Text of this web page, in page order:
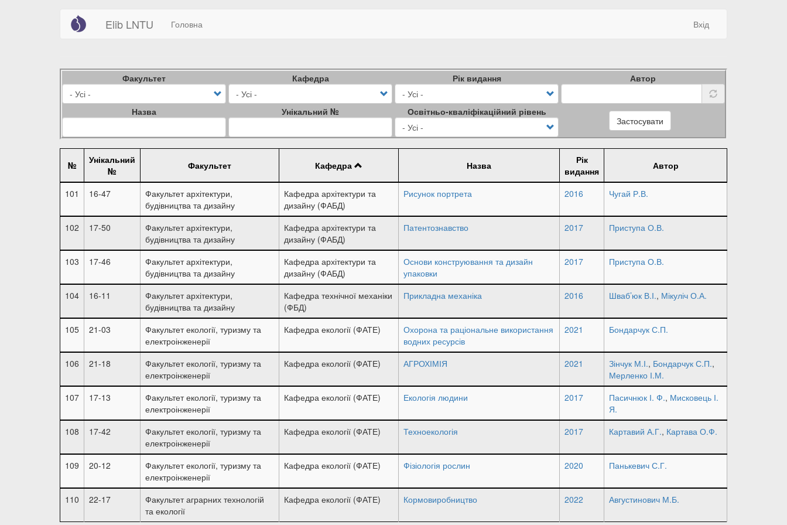
Elib LNTU
Main
navigation
Головна
User
account
Вхід
Факультет Кафедра Рік видання Автор
Назва Унікальний № Освітньо-кваліфікаційний рівень
Застосувати
№
Унікальний
№
Факультет Кафедра Назва
Рік
видання
Автор
101 16-47
Факультет архітектури,
будівництва та дизайну
Кафедра архітектури та
дизайну (ФАБД)
Рисунок портрета 2016 Чугай Р.В.
102 17-50
Факультет архітектури,
будівництва та дизайну
Кафедра архітектури та
дизайну (ФАБД)
Патентознавство 2017 Приступа О.В.
103 17-46
Факультет архітектури,
будівництва та дизайну
Кафедра архітектури та
дизайну (ФАБД)
Основи конструювання та дизайн
упаковки
2017 Приступа О.В.
104 16-11
Факультет архітектури,
будівництва та дизайну
Кафедра технічної механіки
(ФБД)
Прикладна механіка 2016 Шваб’юк В.І., Мікуліч О.А.
105 21-03
Факультет екології, туризму та
електроінженерії
Кафедра екології (ФАТЕ)
Охорона та раціональне використання
водних ресурсів
2021 Бондарчук С.П.
106 21-18
Факультет екології, туризму та
електроінженерії
Кафедра екології (ФАТЕ) АГРОХІМІЯ 2021 Зінчук М.І., Бондарчук С.П.,
Мерленко І.М.
107
17-13
Факультет екології, туризму та
електроінженерії
Кафедра екології (ФАТЕ) Екологія людини 2017 Пасичнюк І. Ф., Мисковець І.
Я.
108
17-42
Факультет екології, туризму та
електроінженерії
Кафедра екології (ФАТЕ) Техноекологія 2017 Картавий А.Г., Картава О.Ф.
109 20-12
Факультет екології, туризму та
електроінженерії
Кафедра екології (ФАТЕ) Фізіологія рослин 2020 Панькевич С.Г.
110 22-17
Факультет аграрних технологій
та екології
Кафедра екології (ФАТЕ) Кормовиробництво 2022 Августинович М.Б.